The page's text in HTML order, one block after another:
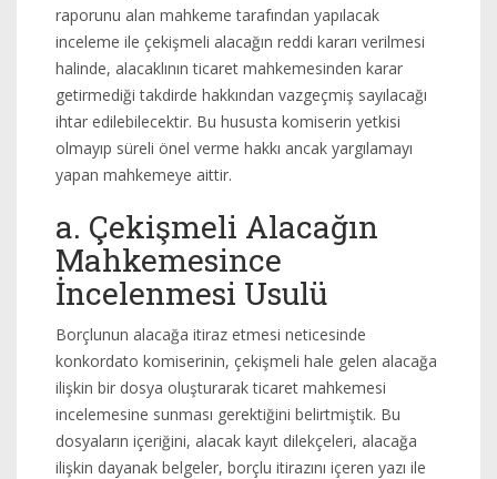
raporunu alan mahkeme tarafından yapılacak
inceleme ile çekişmeli alacağın reddi kararı verilmesi
halinde, alacaklının ticaret mahkemesinden karar
getirmediği takdirde hakkından vazgeçmiş sayılacağı
ihtar edilebilecektir. Bu hususta komiserin yetkisi
olmayıp süreli önel verme hakkı ancak yargılamayı
yapan mahkemeye aittir.
a. Çekişmeli Alacağın
Mahkemesince
İncelenmesi Usulü
Borçlunun alacağa itiraz etmesi neticesinde
konkordato komiserinin, çekişmeli hale gelen alacağa
ilişkin bir dosya oluşturarak ticaret mahkemesi
incelemesine sunması gerektiğini belirtmiştik. Bu
dosyaların içeriğini, alacak kayıt dilekçeleri, alacağa
ilişkin dayanak belgeler, borçlu itirazını içeren yazı ile